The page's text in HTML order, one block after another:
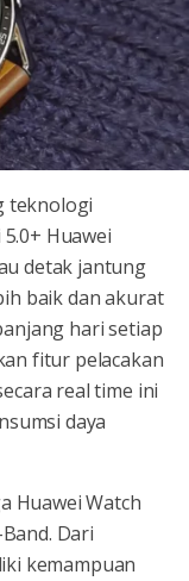
teknologi
Huawei
detak jantung
baik dan akurat
hari setiap
fitur pelacakan
real time ini
daya
Huawei Watch
Dari
kemampuan